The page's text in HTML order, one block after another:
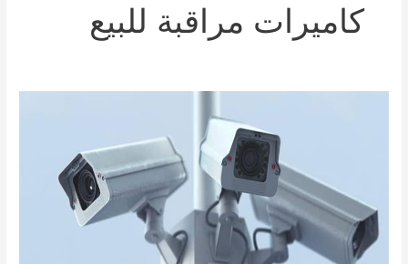
كاميرات مراقبة للبيع
51226224
شركة
تركيب